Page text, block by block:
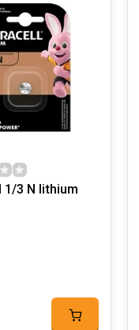
1/3 N lithium